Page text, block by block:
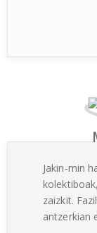
Jakin-min
zaizkit.
antzerkian